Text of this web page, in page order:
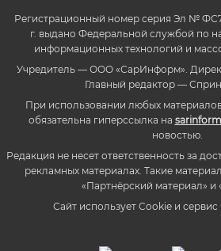
Регистрационный номер серия Эл №
г. выдано Федеральной службой по
информационных технологий и
Учредитель — ООО «СарИнформ».
Главный редактор —
При использовании любых
обязательна гиперссылка на
новостью.
Редакция не несет ответственность за
рекламных материалах. Такие
«Партнёрский материал» и
Сайт использует Cookie и